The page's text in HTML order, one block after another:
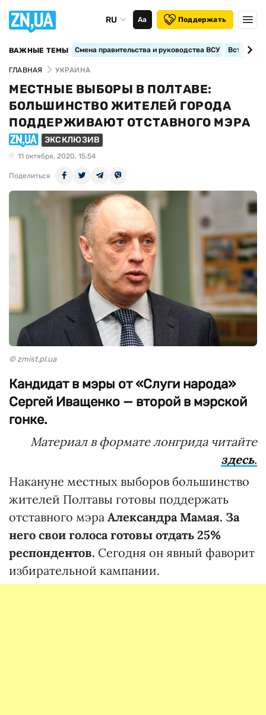
RU Аа Поддержать
ВАЖНЫЕ ТЕМЫ Смена правительства и руководства ВСУ
ГЛАВНАЯ УКРАИНА
МЕСТНЫЕ ВЫБОРЫ В ПОЛТАВЕ:
БОЛЬШИНСТВО ЖИТЕЛЕЙ ГОРОДА
ПОДДЕРЖИВАЮТ ОТСТАВНОГО МЭРА
ЭКСКЛЮЗИВ
11 октября, 2020, 15:54
Поделиться
© zmist.pl.ua
Кандидат в мэры от «Слуги народа»
Сергей Иващенко — второй в мэрской
гонке.
Материал в формате лонгрида читайте
здесь.
Накануне местных выборов большинство
жителей Полтавы готовы поддержать
отставного мэра Александра Мамая. За
него свои голоса готовы отдать 25%
респондентов. Сегодня он явный фаворит
избирательной кампании.